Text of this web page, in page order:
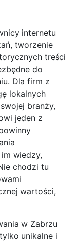
internetu
tworzenie
treści
do
Dla firm z
lokalnych
branży,
jeden z
wiedzy,
chodzi tu
wartości,
w Zabrzu
unikalne i